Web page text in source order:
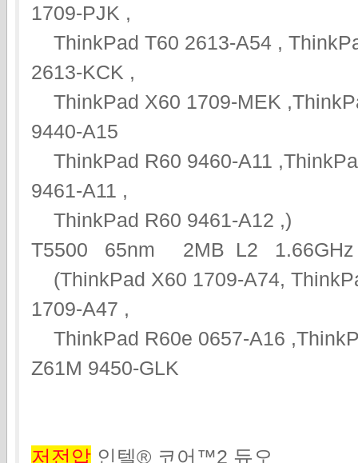
1709-PJK ,
ThinkPad T60 2613-A54 ,
2613-KCK ,
ThinkPad X60 1709-MEK
9440-A15
ThinkPad R60 9460-A11
9461-A11 ,
ThinkPad R60 9461-A12 ,)
T5500 65nm 2MB L2 1.66GHz
(ThinkPad X60 1709-A74,
1709-A47 ,
ThinkPad R60e 0657-A16
Z61M 9450-GLK
저전압 인텔® 코어™2 듀오